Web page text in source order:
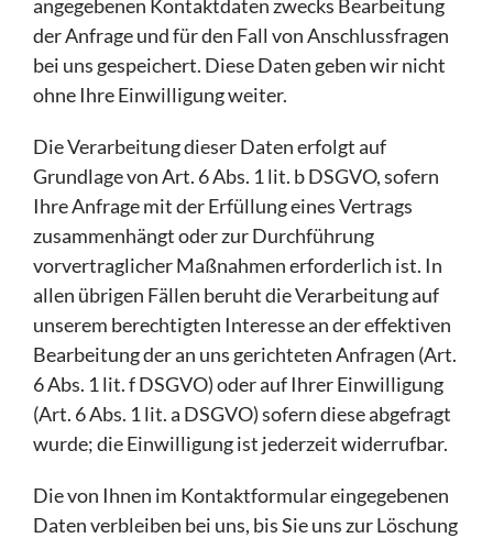
angegebenen Kontaktdaten zwecks Bearbeitung
der Anfrage und für den Fall von Anschlussfragen
bei uns gespeichert. Diese Daten geben wir nicht
ohne Ihre Einwilligung weiter.
Die Verarbeitung dieser Daten erfolgt auf
Grundlage von Art. 6 Abs. 1 lit. b DSGVO, sofern
Ihre Anfrage mit der Erfüllung eines Vertrags
zusammenhängt oder zur Durchführung
vorvertraglicher Maßnahmen erforderlich ist. In
allen übrigen Fällen beruht die Verarbeitung auf
unserem berechtigten Interesse an der effektiven
Bearbeitung der an uns gerichteten Anfragen (Art.
6 Abs. 1 lit. f DSGVO) oder auf Ihrer Einwilligung
(Art. 6 Abs. 1 lit. a DSGVO) sofern diese abgefragt
wurde; die Einwilligung ist jederzeit widerrufbar.
Die von Ihnen im Kontaktformular eingegebenen
Daten verbleiben bei uns, bis Sie uns zur Löschung